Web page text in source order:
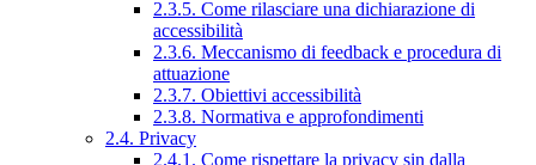
2.3.5. Come rilasciare una dichiarazione di
accessibilità
2.3.6. Meccanismo di feedback e procedura di
attuazione
2.3.7. Obiettivi accessibilità
2.3.8. Normativa e approfondimenti
2.4. Privacy
2.4.1. Come rispettare la privacy sin dalla